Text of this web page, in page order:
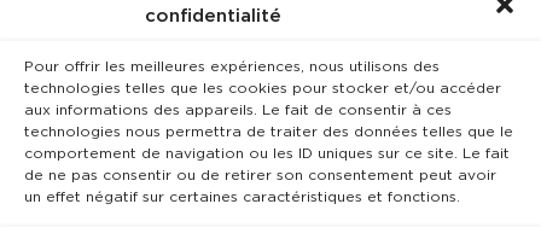
confidentialité
Pour offrir les meilleures expériences, nous utilisons des
technologies telles que les cookies pour stocker et/ou accéder
aux informations des appareils. Le fait de consentir à ces
technologies nous permettra de traiter des données telles que le
comportement de navigation ou les ID uniques sur ce site. Le fait
de ne pas consentir ou de retirer son consentement peut avoir
un effet négatif sur certaines caractéristiques et fonctions.